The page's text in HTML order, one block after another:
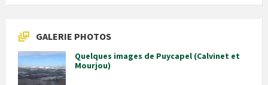
GALERIE PHOTOS
Quelques images de Puycapel (Calvinet et
Mourjou)